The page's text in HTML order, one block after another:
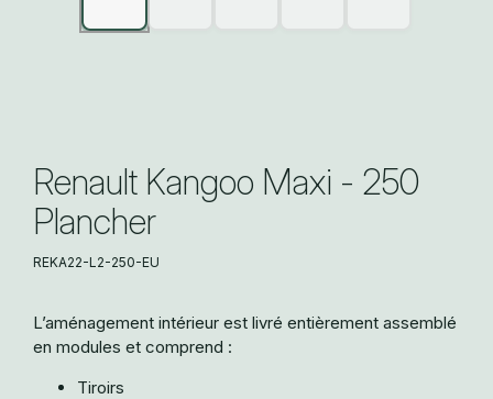
Renault Kangoo Maxi - 250
Plancher
REKA22-L2-250-EU
L’aménagement intérieur est livré entièrement assemblé
en modules et comprend :
Tiroirs